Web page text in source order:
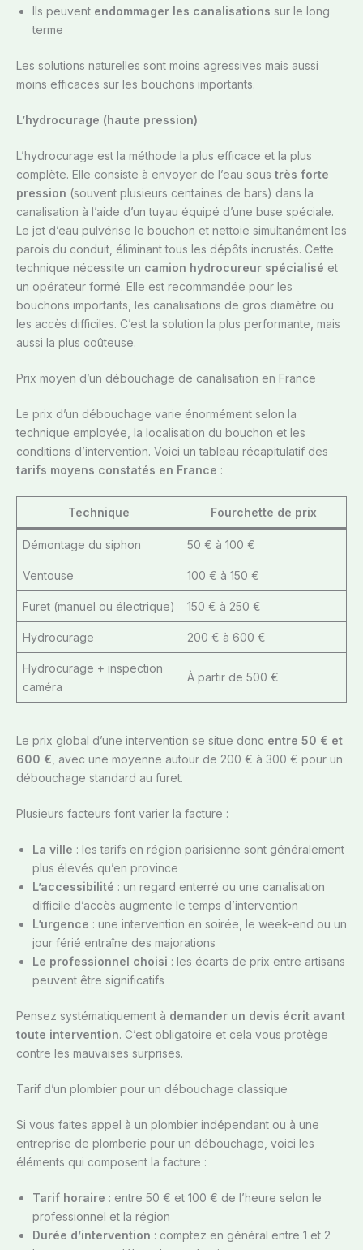
Ils peuvent endommager les canalisations sur le long
terme
Les solutions naturelles sont moins agressives mais aussi
moins efficaces sur les bouchons importants.
L’hydrocurage (haute pression)
L’hydrocurage est la méthode la plus efficace et la plus
complète. Elle consiste à envoyer de l’eau sous très forte
pression (souvent plusieurs centaines de bars) dans la
canalisation à l’aide d’un tuyau équipé d’une buse spéciale.
Le jet d’eau pulvérise le bouchon et nettoie simultanément les
parois du conduit, éliminant tous les dépôts incrustés. Cette
technique nécessite un camion hydrocureur spécialisé et
un opérateur formé. Elle est recommandée pour les
bouchons importants, les canalisations de gros diamètre ou
les accès difficiles. C’est la solution la plus performante, mais
aussi la plus coûteuse.
Prix moyen d’un débouchage de canalisation en France
Le prix d’un débouchage varie énormément selon la
technique employée, la localisation du bouchon et les
conditions d’intervention. Voici un tableau récapitulatif des
tarifs moyens constatés en France :
Technique Fourchette de prix
Démontage du siphon 50 € à 100 €
Ventouse 100 € à 150 €
Furet (manuel ou électrique) 150 € à 250 €
Hydrocurage 200 € à 600 €
Hydrocurage + inspection
caméra
À partir de 500 €
Le prix global d’une intervention se situe donc entre 50 € et
600 € , avec une moyenne autour de 200 € à 300 € pour un
débouchage standard au furet.
Plusieurs facteurs font varier la facture :
La ville : les tarifs en région parisienne sont généralement
plus élevés qu’en province
L’accessibilité : un regard enterré ou une canalisation
difficile d’accès augmente le temps d’intervention
L’urgence : une intervention en soirée, le week-end ou un
jour férié entraîne des majorations
Le professionnel choisi : les écarts de prix entre artisans
peuvent être significatifs
Pensez systématiquement à demander un devis écrit avant
toute intervention. C’est obligatoire et cela vous protège
contre les mauvaises surprises.
Tarif d’un plombier pour un débouchage classique
Si vous faites appel à un plombier indépendant ou à une
entreprise de plomberie pour un débouchage, voici les
éléments qui composent la facture :
Tarif horaire : entre 50 € et 100 € de l’heure selon le
professionnel et la région
Durée d’intervention : comptez en général entre 1 et 2